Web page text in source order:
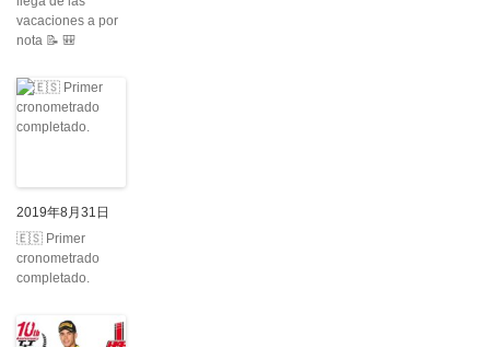
vacaciones a por
nota 📝 🎒
2019年8月31日
🇪🇸 Primer
cronometrado
completado.